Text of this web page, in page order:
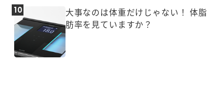
大事なのは体重だけじゃない！ 体脂
肪率を見ていますか？